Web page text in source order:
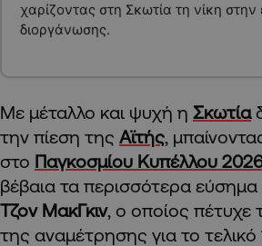
χαρίζοντας στη Σκωτία τη νίκη
διοργάνωσης.
Με μέταλλο και ψυχή η Σκωτία
την πίεση της Αϊτής,
στο Παγκοσμίου Κυπέλλου
βέβαια τα περισσότερα
Τζον ΜακΓκιν, ο οποίος πέτυχε
της αναμέτρησης για το τελικό